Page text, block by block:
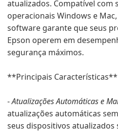
atualizados. Compatível com
operacionais Windows e
software garante que seus
Epson operem em
segurança máximos.
**Principais Características**
-Atualizações Automáticas e
atualizações automáticas
seus dispositivos atualizados